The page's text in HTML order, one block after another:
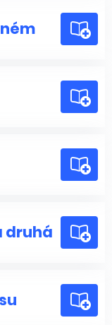
druhá